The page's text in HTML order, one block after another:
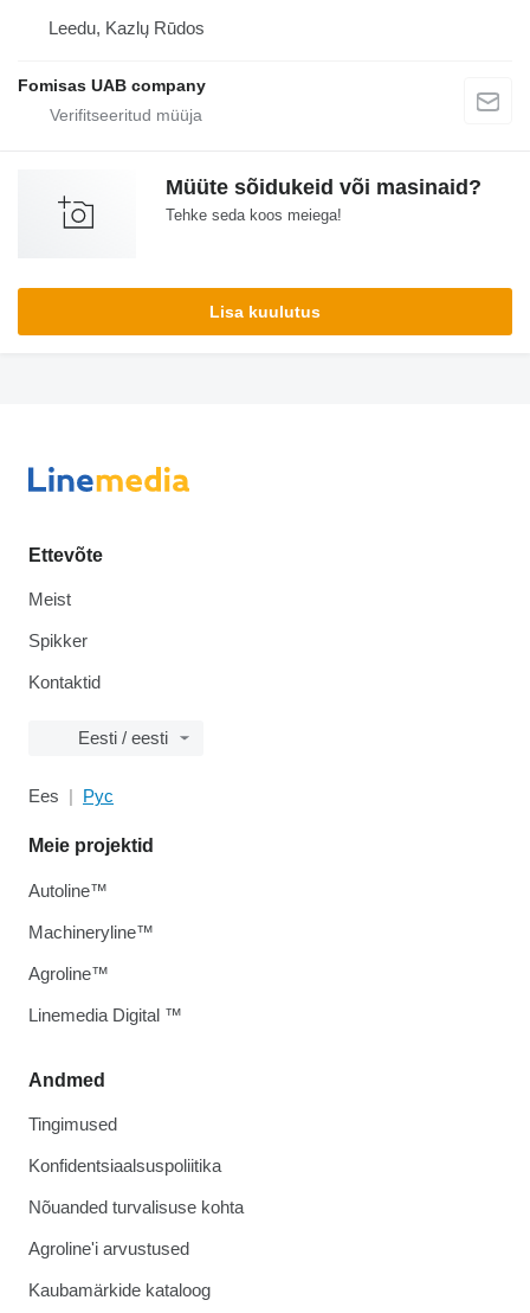
Leedu, Kazlų Rūdos
Fomisas UAB company
Müüte sõidukeid või masinaid?
Tehke seda koos meiega!
Lisa kuulutus
Ettevõte
Meist
Spikker
Kontaktid
Eesti / eesti
Ees Рус
Andmed
Tingimused
Konfidentsiaalsuspoliitika
Nõuanded turvalisuse kohta
Agroline'i arvustused
Kaubamärkide kataloog
Meie projektid
Autoline™
Machineryline™
Agroline™
Linemedia Digital ™